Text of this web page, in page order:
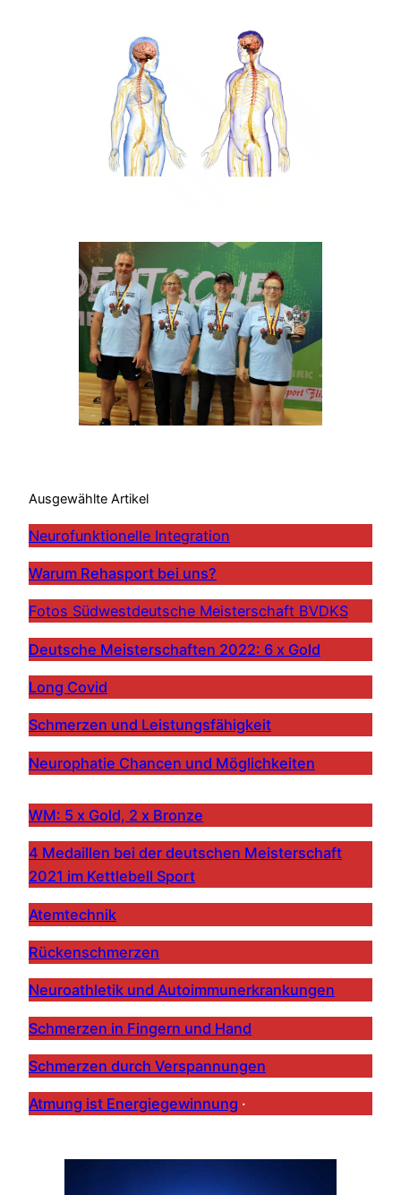
Ausgewählte Artikel
Neurofunktionelle Integration
Warum Rehasport bei uns?
Fotos Südwestdeutsche Meisterschaft BVDKS
Deutsche Meisterschaften 2022: 6 x Gold
Long Covid
Schmerzen und Leistungsfähigkeit
Neurophatie Chancen und Möglichkeiten
WM: 5 x Gold, 2 x Bronze
4 Medaillen bei der deutschen Meisterschaft
2021 im Kettlebell Sport
Atemtechnik
Rückenschmerzen
Neuroathletik und Autoimmunerkrankungen
Schmerzen in Fingern und Hand
Schmerzen durch Verspannungen
Atmung ist Energiegewinnung ·